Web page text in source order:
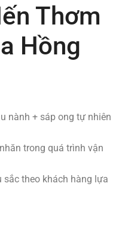
Thơm
Hồng
nành + sáp ong tự nhiên
trong quá trình vận
sắc theo khách hàng lựa